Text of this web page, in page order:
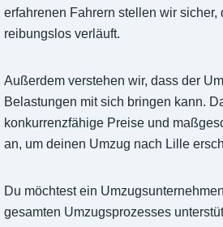
erfahrenen Fahrern stellen wir sicher,
reibungslos verläuft.
Außerdem verstehen wir, dass der
Belastungen mit sich bringen kann.
konkurrenzfähige Preise und
an, um deinen Umzug nach Lille
Du möchtest ein
gesamten Umzugsprozesses